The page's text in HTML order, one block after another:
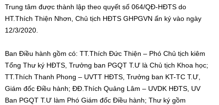
Trung tâm được thành lập theo quyết số 064/QĐ-HĐTS do
HT.Thích Thiện Nhơn, Chủ tịch HĐTS GHPGVN ấn ký vào ngày
12/3/2020.
Ban Điều hành gồm có: TT.Thích Đức Thiện – Phó Chủ tịch kiêm
Tổng Thư ký HĐTS, Trưởng ban PGQT T.Ư là Chủ tịch Khoa học;
TT.Thích Thanh Phong – UVTT HĐTS, Trưởng ban KT-TC T.Ư,
Giám đốc Điều hành; ĐĐ.Thích Quảng Lâm – UVDK HĐTS, UV
Ban PGQT T.Ư làm Phó Giám đốc Điều hành; Thư ký gồm